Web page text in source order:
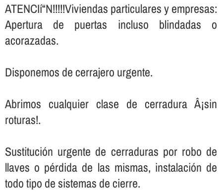
ATENCIí“N!!!!!Viviendas particulares y empresas:
Apertura de puertas incluso blindadas o
acorazadas.
Disponemos de cerrajero urgente.
Abrimos cualquier clase de cerradura Â¡sin
roturas!.
Sustitución urgente de cerraduras por robo de
llaves o pérdida de las mismas, instalación de
todo tipo de sistemas de cierre.